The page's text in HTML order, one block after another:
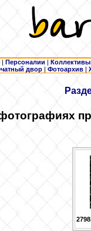
| Персоналии | Коллективы
двор |Фотоархив |